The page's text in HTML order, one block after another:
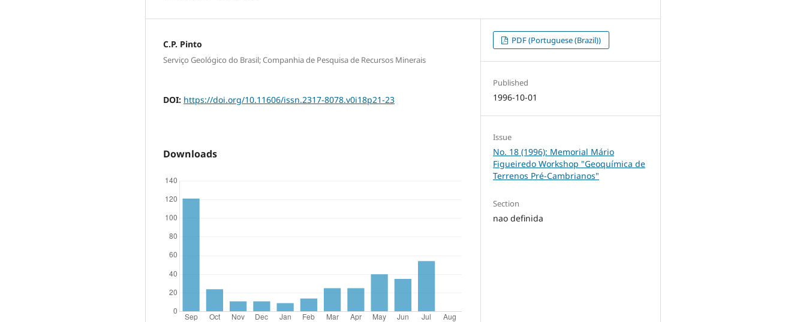
C.P. Pinto
Serviço Geológico do Brasil; Companhia de Pesquisa de Recursos Minerais
DOI: https://doi.org/10.11606/issn.2317-8078.v0i18p21-23
Downloads
PDF (Portuguese (Brazil))
Published
1996-10-01
Issue
No. 18 (1996): Memorial Mário
Figueiredo Workshop "Geoquímica de
Terrenos Pré-Cambrianos"
Section
nao definida